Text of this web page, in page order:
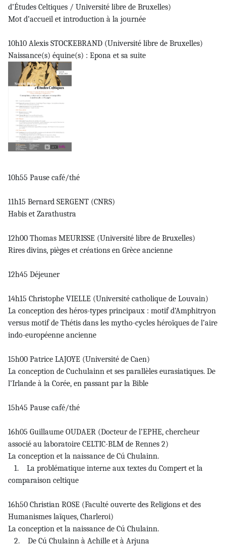
d’Études Celtiques / Université libre de Bruxelles)
Mot d’accueil et introduction à la journée
10h10 Alexis STOCKEBRAND (Université libre de Bruxelles)
Naissance(s) équine(s) : Epona et sa suite
10h55 Pause café/thé
11h15 Bernard SERGENT (CNRS)
Habis et Zarathustra
12h00 Thomas MEURISSE (Université libre de Bruxelles)
Rires divins, pièges et créations en Grèce ancienne
12h45 Déjeuner
14h15 Christophe VIELLE (Université catholique de Louvain)
La conception des héros-types principaux : motif d’Amphitryon
versus motif de Thétis dans les mytho-cycles héroïques de l’aire
indo-européenne ancienne
15h00 Patrice LAJOYE (Université de Caen)
La conception de Cuchulainn et ses parallèles eurasiatiques. De
l’Irlande à la Corée, en passant par la Bible
15h45 Pause café/thé
16h05 Guillaume OUDAER (Docteur de l’EPHE, chercheur
associé au laboratoire CELTIC-BLM de Rennes 2)
La conception et la naissance de Cú Chulainn.
1. La problématique interne aux textes du Compert et la
comparaison celtique
16h50 Christian ROSE (Faculté ouverte des Religions et des
Humanismes laïques, Charleroi)
La conception et la naissance de Cú Chulainn.
2. De Cú Chulainn à Achille et à Arjuna